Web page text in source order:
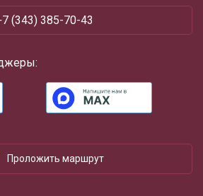
(343) 385-70-43
Проложить маршрут